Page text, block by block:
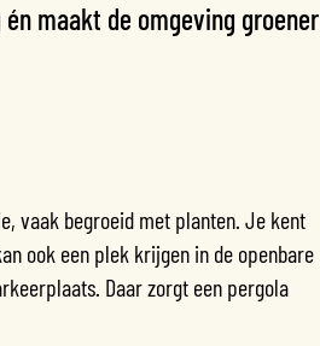
maakt de omgeving groener
vaak begroeid met planten. Je kent
ook een plek krijgen in de openbare
Daar zorgt een pergola